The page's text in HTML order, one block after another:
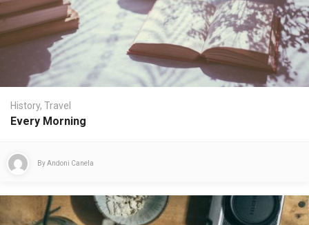
History, Travel
Every Morning
ByAndoni Canela